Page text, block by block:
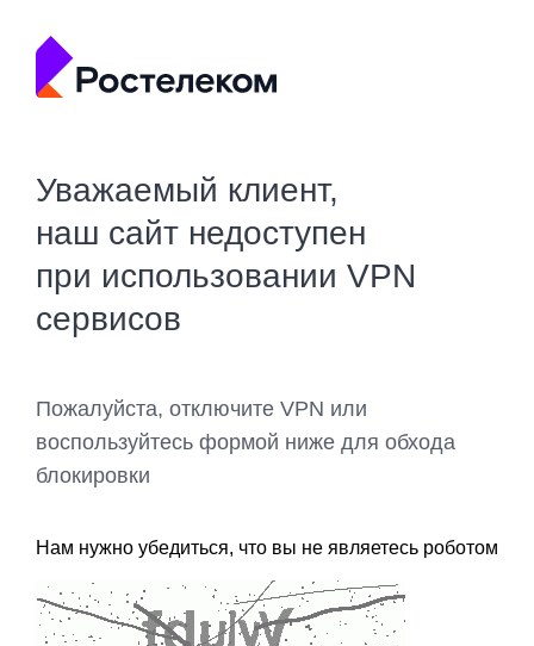
Уважаемый клиент,
наш сайт недоступен
при использовании VPN
сервисов
Пожалуйста, отключите VPN или
воспользуйтесь формой ниже для обхода
блокировки
Нам нужно убедиться, что вы не являетесь роботом